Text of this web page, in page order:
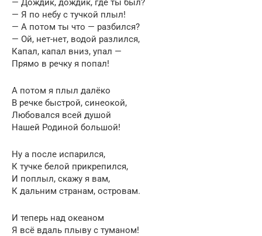
— Дождик, дождик, где ты был?
— Я по небу с тучкой плыл!
— А потом ты что — разбился?
— Ой, нет-нет, водой разлился,
Капал, капал вниз, упал —
Прямо в речку я попал!
А потом я плыл далёко
В речке быстрой, синеокой,
Любовался всей душой
Нашей Родиной большой!
Ну а после испарился,
К тучке белой прикрепился,
И поплыл, скажу я вам,
К дальним странам, островам.
И теперь над океаном
Я всё вдаль плыву с туманом!